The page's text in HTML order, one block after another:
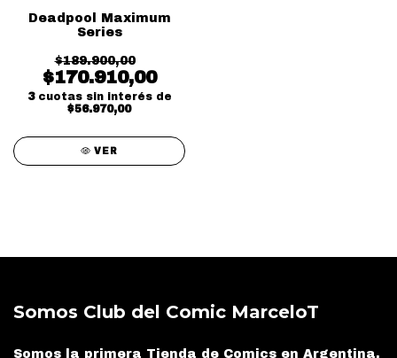
Deadpool Maximum
Series
$189.900,00
$170.910,00
3 cuotas sin interés de
$56.970,00
VER
Somos Club del Comic MarceloT
Somos la primera Tienda de Comics en Argentina.